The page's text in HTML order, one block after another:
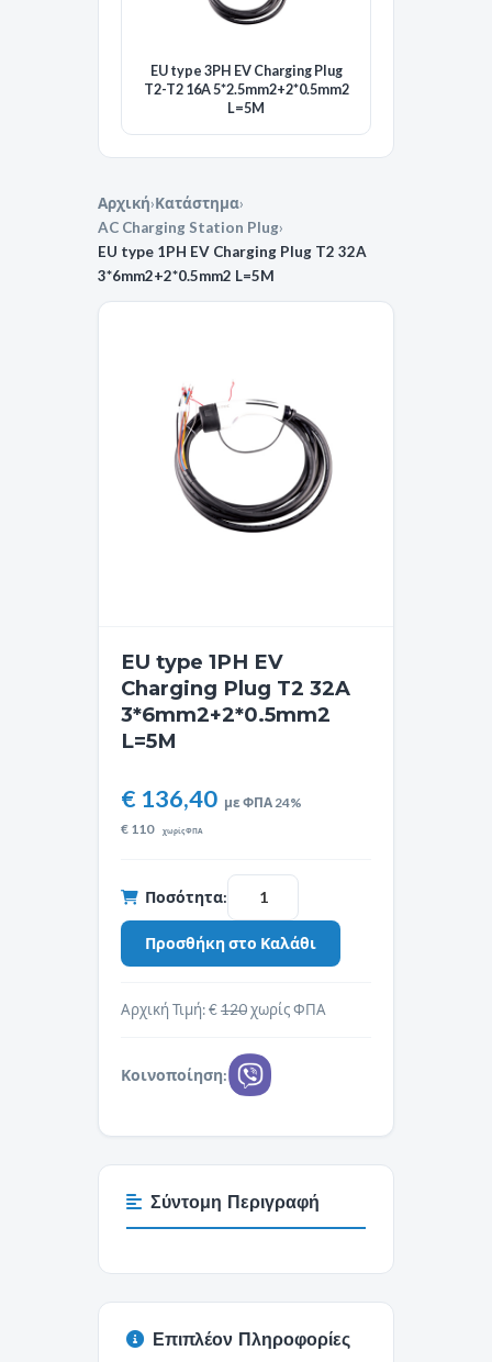
EU type 3PH EV Charging Plug
T2-T2 16A 5*2.5mm2+2*0.5mm2
L=5M
Αρχική›Κατάστημα›
AC Charging Station Plug›
EU type 1PH EV Charging Plug T2 32A
3*6mm2+2*0.5mm2 L=5M
EU type 1PH EV
Charging Plug T2 32A
3*6mm2+2*0.5mm2
L=5M
€ 136,40 με ΦΠΑ 24%
€ 110 χωρίς ΦΠΑ
Ποσότητα:
Αρχική Τιμή: €120χωρίς ΦΠΑ
Κοινοποίηση:
Σύντομη Περιγραφή
Επιπλέον Πληροφορίες